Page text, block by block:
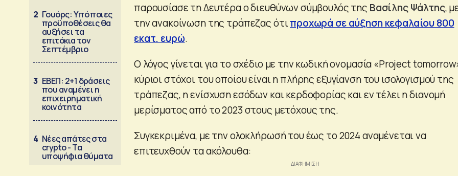
2 Γουόρς: Υπό ποιες
προϋποθέσεις θα
αυξήσει τα
επιτόκια τον
Σεπτέμβριο
3 ΕΒΕΠ: 2+1 δράσεις
που αναμένει η
επιχειρηματική
κοινότητα
4 Νέες απάτες στα
crypto - Τα
υποψήφια θύματα
παρουσίασε τη Δευτέρα ο διευθύνων σύμβουλός της Βασίλης Ψάλτης,
την ανακοίνωση της τράπεζας ότιπροχωρά σε αύξηση κεφαλαίου 800
εκατ. ευρώ.
Ο λόγος γίνεται για το σχέδιο με την κωδική ονομασία «Project
κύριοι στόχοι του οποίου είναι η πλήρης εξυγίανση του ισολογισμού της
τράπεζας, η ενίσχυση εσόδων και κερδοφορίας και εν τέλει η διανομή
μερίσματος από το 2023 στους μετόχους της.
Συγκεκριμένα, με την ολοκλήρωσή του έως το 2024 αναμένεται να
επιτευχθούν τα ακόλουθα: